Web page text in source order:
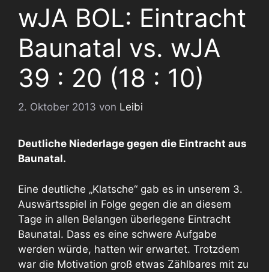
wJA BOL: Eintracht
Baunatal vs. wJA
39 : 20 (18 : 10)
2. Oktober 2013 von Leibi
Deutliche Niederlage gegen die Eintracht aus
Baunatal.
Eine deutliche „Klatsche“ gab es in unserem 3.
Auswärtsspiel in Folge gegen die an diesem
Tage in allen Belangen überlegene Eintracht
Baunatal. Dass es eine schwere Aufgabe
werden würde, hatten wir erwartet. Trotzdem
war die Motivation groß etwas Zählbares mit zu